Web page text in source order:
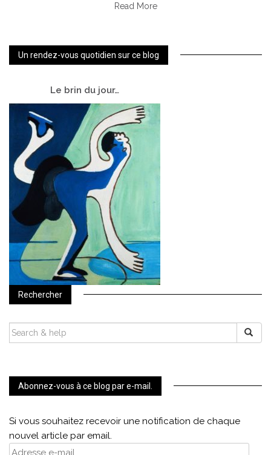
Read More
Un rendez-vous quotidien sur ce blog
Le brin du jour…
Rechercher
SEARCH
FOR:
Abonnez-vous à ce blog par e-mail.
Si vous souhaitez recevoir une notification de chaque
nouvel article par email.
Adresse